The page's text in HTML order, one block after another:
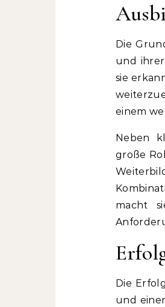
Die
und
sie
einem
Neben
große
macht
Die
und